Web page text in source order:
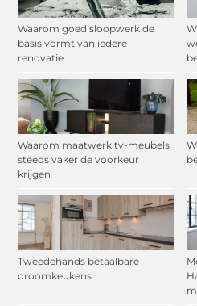
Waarom goed sloopwerk de
basis vormt van iedere
renovatie
Waarom maatwerk tv-meubels
steeds vaker de voorkeur
krijgen
Tweedehands betaalbare
droomkeukens